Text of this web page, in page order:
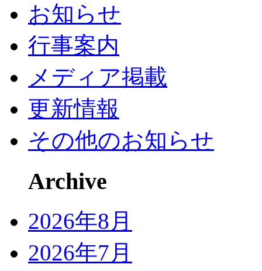
お知らせ
行事案内
メディア掲載
更新情報
その他のお知らせ
Archive
2026年8月
2026年7月